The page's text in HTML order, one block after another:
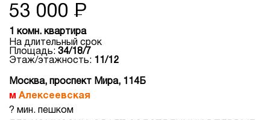
53 000 Р
1 комн. квартира
На длительный срок
Площадь: 34/18/7
Этаж/этажность: 11/12
Москва, проспект Мира, 114Б
Алексеевская
? мин. пешком